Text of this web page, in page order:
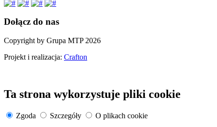
Dołącz do nas
Copyright by Grupa MTP 2026
Projekt i realizacja: Crafton
Ta strona wykorzystuje pliki cookie
Zgoda Szczegóły
O plikach cookie